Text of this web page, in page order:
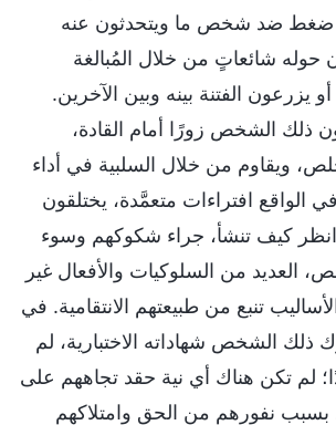
ضغط ضد شخص ما ويتحدثون عنه
حوله شائعاتٍ من خلال المُبالغة
أو يزرعون الفتنة بينه وبين الآخرين.
ذلك الشخص زورًا أمام القادة،
ويقاوم من خلال السلبية في أداء
الواقع افتراءات متعمَّدة، يختلقون
كيف تنشأ، جراء شكوكهم وسوء
العديد من السلوكيات والأفعال غير
تنبع من طبيعتهم الانتقامية. في
ذلك الشخص شهاداته الاختبارية، لم
لم تكن هناك أي نية حقد تجاههم على
بسبب نفورهم من الحق وامتلاكهم